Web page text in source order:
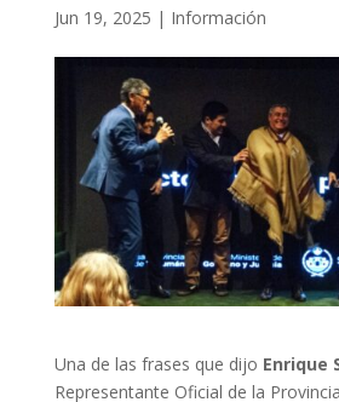
Jun 19, 2025 | Información
Una de las frases que dijo Enrique
Representante Oficial de la